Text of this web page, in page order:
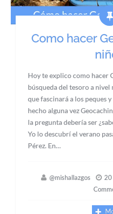
Como hacer
Hoy te explico como hacer
búsqueda del tesoro a
que fascinará a los peques
hecho alguna vez
la pregunta debería ser
Yo lo descubrí el verano
Pérez. En…
@mishallazgos